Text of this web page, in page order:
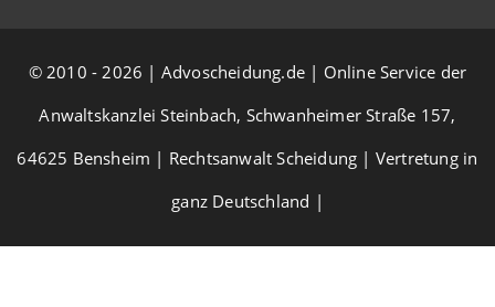
© 2010 - 2026 | Advoscheidung.de | Online Service der
Anwaltskanzlei Steinbach, Schwanheimer Straße 157,
64625 Bensheim | Rechtsanwalt Scheidung | Vertretung in
ganz Deutschland |